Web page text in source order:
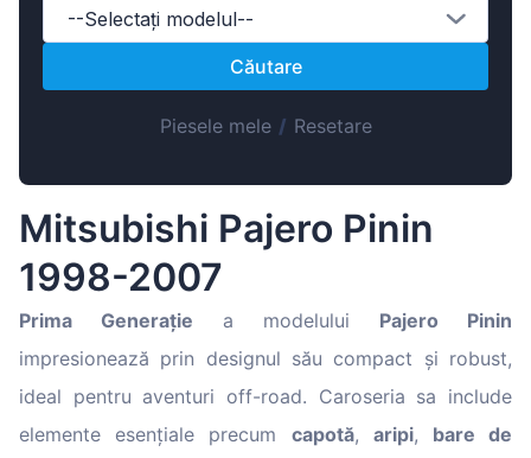
Lietuvių
Hrvatski
Português
Slovenčina
--Selectați modelul--
Căutare
Piesele mele/ Resetare
Mitsubishi Pajero Pinin
1998-2007
Prima Generație a modelului Pajero Pinin
impresionează prin designul său compact și robust,
ideal pentru aventuri off-road. Caroseria sa include
elemente esențiale precum capotă, aripi, bare de